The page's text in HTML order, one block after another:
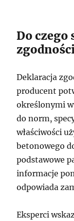
Do czego
Deklaracja
producent
określonymi
do norm,
właściwości
betonowego
podstawowe
informacje
odpowiada
Eksperci